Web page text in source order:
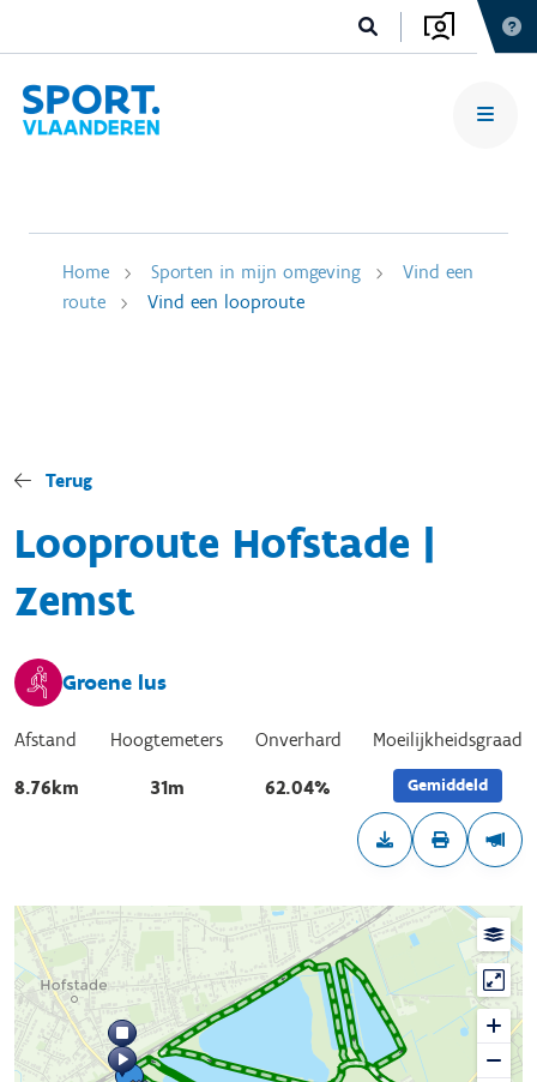
Home Sporten in mijn omgeving
Vind een
route
Vind een looproute
Terug
Looproute Hofstade |
Zemst
Groene lus
Afstand
8.76km
Hoogtemeters
31m
Onverhard
62.04%
Moeilijkheidsgraad
Gemiddeld